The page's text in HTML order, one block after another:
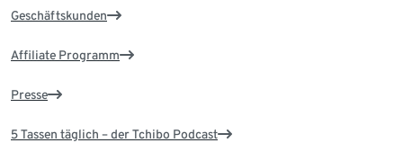
Geschäftskunden
Affiliate Programm
Presse
5 Tassen täglich – der Tchibo Podcast